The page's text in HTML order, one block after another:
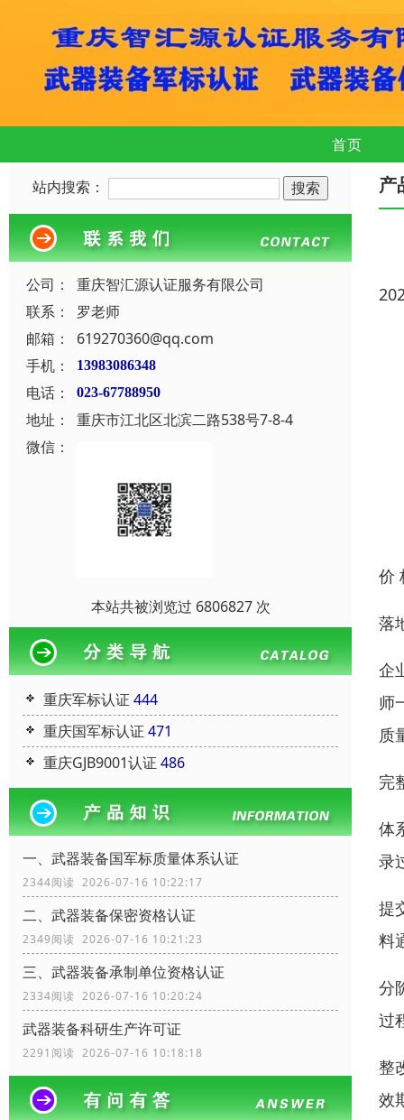
首页
站内搜索：
公司：
重庆智汇源认证服务有限公司
联系：
罗老师
邮箱：
619270360@qq.com
手机：
13983086348
电话： 023-67788950
地址：
重庆市江北区北滨二路538号7-8-4
微信：
本站共被浏览过 6806827 次
重庆军标认证 444
重庆国军标认证 471
重庆GJB9001认证 486
一、武器装备国军标质量体系认证
2344阅读 2026-07-16 10:22:17
二、武器装备保密资格认证
2349阅读 2026-07-16 10:21:23
三、武器装备承制单位资格认证
2334阅读 2026-07-16 10:20:24
武器装备科研生产许可证
2291阅读 2026-07-16 10:18:18
产
价
落
企
师
质
完
体
录
提
料
分
过
整
效